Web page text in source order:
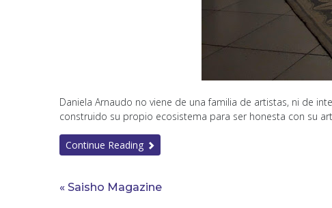
Daniela Arnaudo no viene de una familia de artistas, ni de
construido su propio ecosistema para ser honesta con su
Continue Reading
« Saisho Magazine